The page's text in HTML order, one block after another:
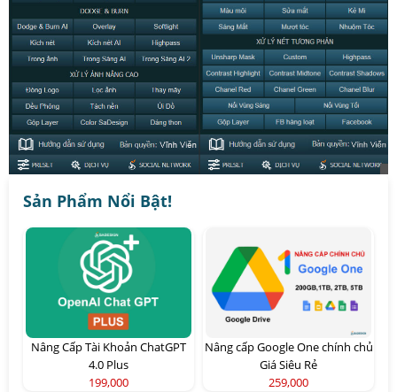
Sản Phẩm Nổi Bật!
Nâng Cấp Tài Khoản ChatGPT
4.0 Plus
199,000
Nâng cấp Google One chính chủ
Giá Siêu Rẻ
259,000